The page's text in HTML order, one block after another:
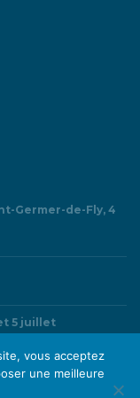
Germer-de-Fly, 4
5 juillet
vous acceptez
une meilleure